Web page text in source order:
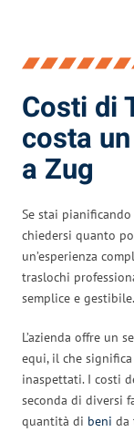
Costi di
costa
a Zug
Se stai pianificando
chiedersi quanto
un’esperienza
traslochi
semplice e gestibile.
L’azienda offre un
equi, il che
inaspettati. I costi
seconda di diversi
quantità di beni da